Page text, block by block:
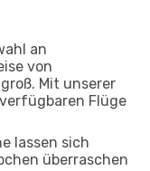
an
von
Mit unserer
Flüge
lassen sich
überraschen